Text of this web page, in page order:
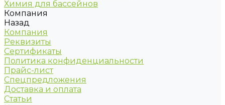
Химия для бассейнов
Компания
Назад
Компания
Реквизиты
Сертификаты
Политика конфиденциальности
Прайс-лист
Спецпредложения
Доставка и оплата
Статьи